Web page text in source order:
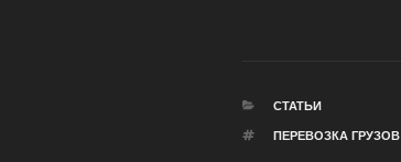
РУБРИКИ
СТАТЬИ
МЕТКИ
ПЕРЕВОЗКА ГРУЗОВ